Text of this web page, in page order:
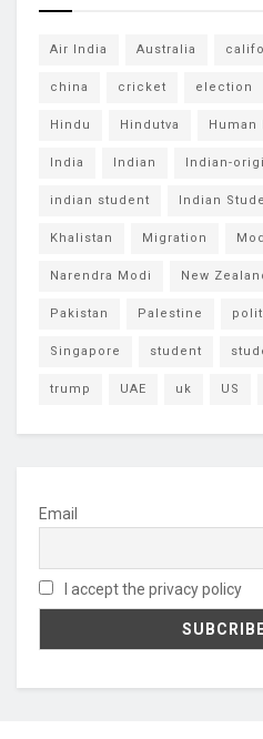
Air India Australia
china cricket election
Hindu Hindutva Human
India Indian Indian-
indian student Indian
Khalistan Migration
Narendra Modi New
Pakistan Palestine
Singapore student
trump UAE uk US
Email
I accept the privacy policy